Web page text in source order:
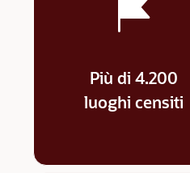
Più di 4.200
luoghi censiti